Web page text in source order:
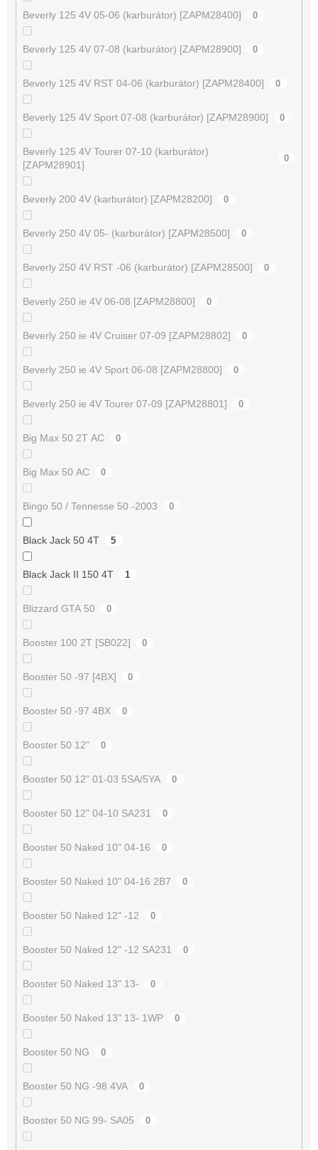
Beverly 125 4V 05-06 (karburátor) [ZAPM28400] 0
Beverly 125 4V 07-08 (karburátor) [ZAPM28900] 0
Beverly 125 4V RST 04-06 (karburátor) [ZAPM28400] 0
Beverly 125 4V Sport 07-08 (karburátor) [ZAPM28900] 0
Beverly 125 4V Tourer 07-10 (karburátor)
[ZAPM28901]
0
Beverly 200 4V (karburátor) [ZAPM28200] 0
Beverly 250 4V 05- (karburátor) [ZAPM28500] 0
Beverly 250 4V RST -06 (karburátor) [ZAPM28500] 0
Beverly 250 ie 4V 06-08 [ZAPM28800] 0
Beverly 250 ie 4V Cruiser 07-09 [ZAPM28802] 0
Beverly 250 ie 4V Sport 06-08 [ZAPM28800] 0
Beverly 250 ie 4V Tourer 07-09 [ZAPM28801] 0
Big Max 50 2T AC 0
Big Max 50 AC 0
Bingo 50 / Tennesse 50 -2003 0
Black Jack 50 4T 5
Black Jack II 150 4T 1
Blizzard GTA 50 0
Booster 100 2T [SB022] 0
Booster 50 -97 [4BX] 0
Booster 50 -97 4BX 0
Booster 50 12" 0
Booster 50 12" 01-03 5SA/5YA 0
Booster 50 12" 04-10 SA231 0
Booster 50 Naked 10" 04-16 0
Booster 50 Naked 10" 04-16 2B7 0
Booster 50 Naked 12" -12 0
Booster 50 Naked 12" -12 SA231 0
Booster 50 Naked 13" 13- 0
Booster 50 Naked 13" 13- 1WP 0
Booster 50 NG 0
Booster 50 NG -98 4VA 0
Booster 50 NG 99- SA05 0